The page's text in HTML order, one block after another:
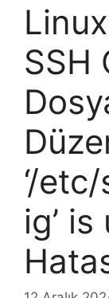
SSH
‘/
ig’